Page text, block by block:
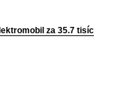
za 35.7 tisíc